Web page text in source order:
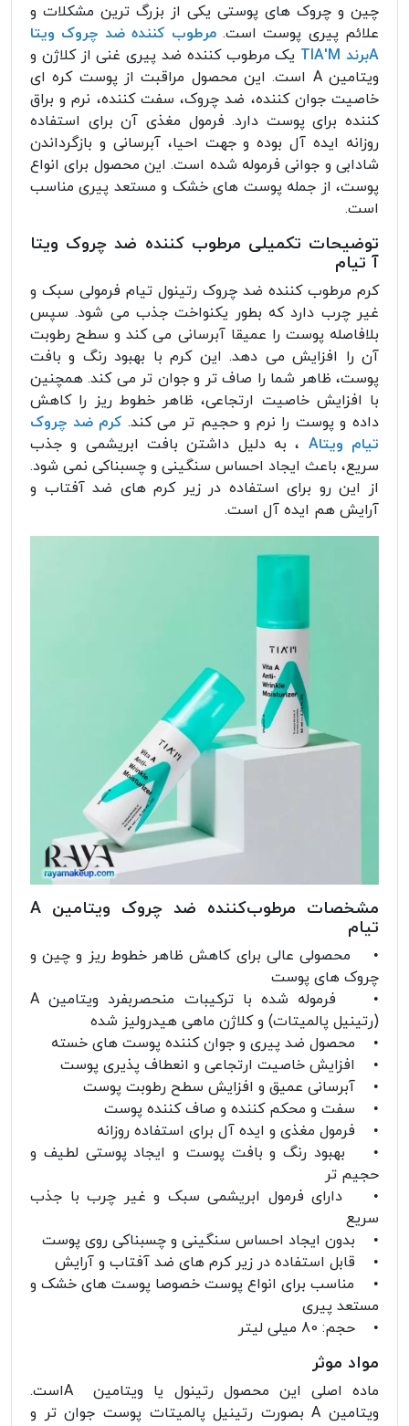
چین و چروک های پوستی یکی از بزرگ ترین مشکلات و
علائم پیری پوست است.مرطوب کننده ضد چروک ویتا
Aبرند TIA'M
یک مرطوب کننده ضد پیری غنی از کلاژن و
ویتامین A است. این محصول مراقبت از پوست کره ای
خاصیت جوان کننده، ضد چروک، سفت کننده، نرم و براق
کننده برای پوست دارد. فرمول مغذی آن برای استفاده
روزانه ایده آل بوده و جهت احیا، آبرسانی و بازگرداندن
شادابی و جوانی فرموله شده است. این محصول برای انواع
پوست، از جمله پوست های خشک و مستعد پیری مناسب
است.
توضیحات تکمیلی مرطوب کننده ضد چروک ویتا
آ تیام
کرم مرطوب کننده ضد چروک رتینول تیام فرمولی سبک و
غیر چرب دارد که بطور یکنواخت جذب می شود. سپس
بلافاصله پوست را عمیقا آبرسانی می کند و سطح رطوبت
آن را افزایش می دهد. این کرم با بهبود رنگ و بافت
پوست، ظاهر شما را صاف تر و جوان تر می کند. همچنین
با افزایش خاصیت ارتجاعی، ظاهر خطوط ریز را کاهش
داده و پوست را نرم و حجیم تر می کند. کرم ضد چروک
تیام ویتاA
، به دلیل داشتن بافت ابریشمی و جذب
سریع، باعث ایجاد احساس سنگینی و چسبناکی نمی شود.
از این رو برای استفاده در زیر کرم های ضد آفتاب و
آرایش هم ایده آل است.
مشخصات مرطوب‌کننده ضد چروک ویتامین A
تیام
• محصولی عالی برای کاهش ظاهر خطوط ریز و چین و
چروک های پوست
• فرموله شده با ترکیبات منحصربفرد ویتامین A
(رتینیل پالمیتات) و کلاژن ماهی هیدرولیز شده
• محصول ضد پیری و جوان کننده پوست های خسته
• افزایش خاصیت ارتجاعی و انعطاف پذیری پوست
• آبرسانی عمیق و افزایش سطح رطوبت پوست
• سفت و محکم کننده و صاف کننده پوست
• فرمول مغذی و ایده آل برای استفاده روزانه
• بهبود رنگ و بافت پوست و ایجاد پوستی لطیف و
حجیم تر
• دارای فرمول ابریشمی سبک و غیر چرب با جذب
سریع
• بدون ایجاد احساس سنگینی و چسبناکی روی پوست
• قابل استفاده در زیر کرم های ضد آفتاب و آرایش
• مناسب برای انواع پوست خصوصا پوست های خشک و
مستعد پیری
• حجم: 80 میلی لیتر
مواد موثر
ماده اصلی این محصول رتینول یا ویتامین Aاست.
ویتامین A بصورت رتینیل پالمیتات پوست جوان تر و